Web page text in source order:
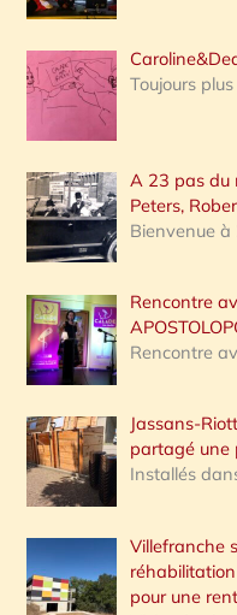
Toujours
A 23 pas du
Peters,
Bienvenue
Rencontre
Rencontre
Jassans-
partagé une
Installés
Villefranche
pour une